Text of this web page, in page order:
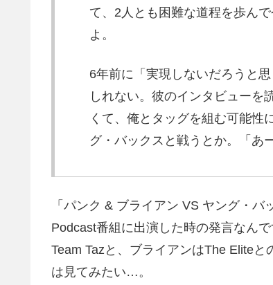
て、2人とも困難な道程を歩ん
よ。
6年前に「実現しないだろうと
しれない。彼のインタビューを
くて、俺とタッグを組む可能性
グ・バックスと戦うとか。「あ
「パンク & ブライアン VS ヤング・
Podcast番組に出演した時の発言なん
Team Tazと、ブライアンはThe Elite
は見てみたい…。